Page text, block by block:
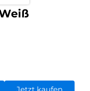
Jetzt kaufen